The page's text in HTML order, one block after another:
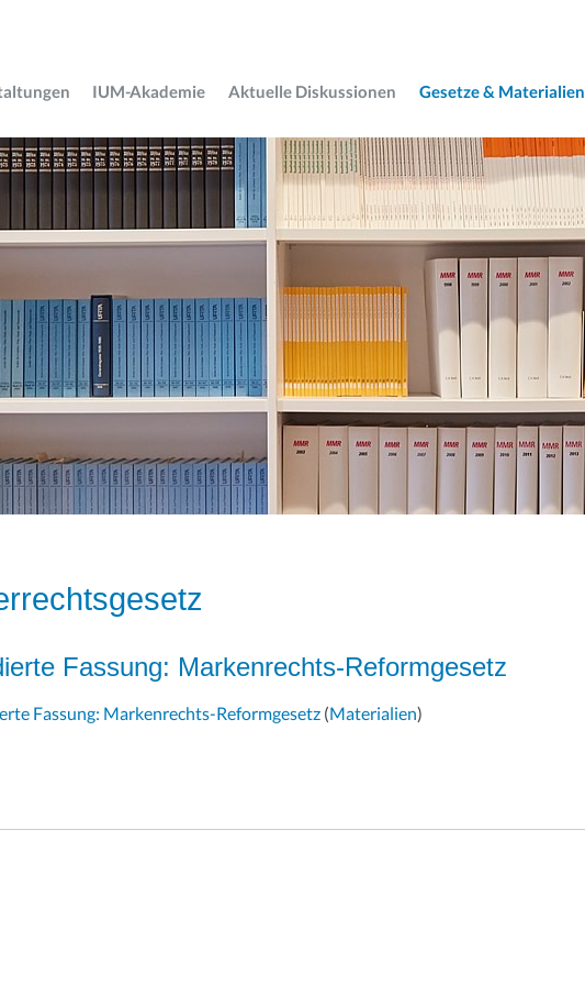
IUM-Akademie Aktuelle Diskussionen Gesetze & Materialien
Fassung: Markenrechts-Reformgesetz
Fassung: Markenrechts-Reformgesetz (Materialien)